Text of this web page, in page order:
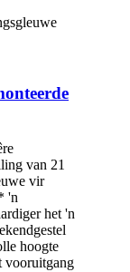
van 21
vir
'n
het 'n
hoogte
vooruitgang